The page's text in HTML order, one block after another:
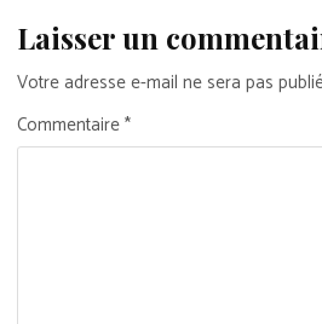
Laisser un
Votre adresse e-mail ne sera pas
Commentaire*